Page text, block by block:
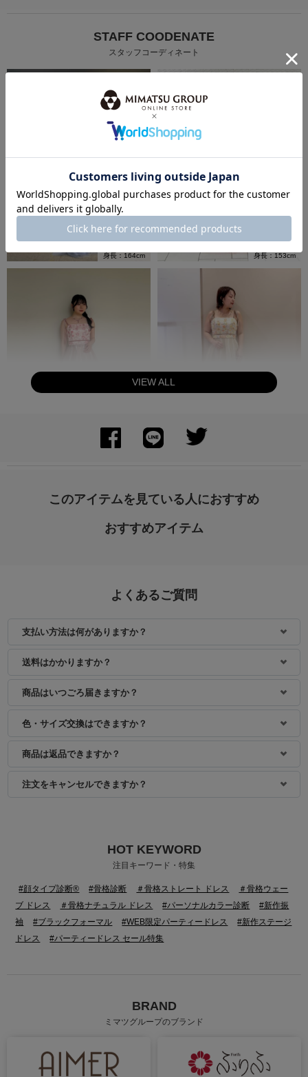
STAFF COODENATE
スタッフコーディネート
身長：164cm 身長：153cm
VIEW ALL
このアイテムを見ている人におすすめ
おすすめアイテム
よくあるご質問
支払い方法は何がありますか？
送料はかかりますか？
商品はいつごろ届きますか？
色・サイズ交換はできますか？
商品は返品できますか？
注文をキャンセルできますか？
HOT KEYWORD
注目キーワード・特集
#顔タイプ診断® #骨格診断 ＃骨格ストレート ドレス
＃骨格ウェー
ブ ドレス
＃骨格ナチュラル ドレス #パーソナルカラー診断
#新作振
袖
#ブラックフォーマル #WEB限定パーティードレス
#新作ステージ
ドレス
#パーティードレス セール特集
BRAND
ミマツグループのブランド